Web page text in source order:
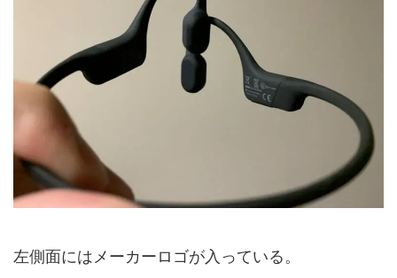
左側面にはメーカーロゴが入っている。